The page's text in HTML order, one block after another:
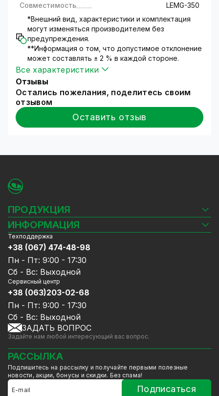
Совместимость
LEMG-350
*Внешний вид, характеристики и комплектация
могут изменяться производителем без
предупреждения.
**Информация о том, что допустимое отклонение
может составлять ± 2 % в каждой стороне.
Все характеристики
Отзывы
Остались пожелания, поделитесь своим
отзывом
Оставить отзыв
ПРОДУКЦИЯ
Камеры видеонаблюдения
Видеорегистраторы
Комплекты видеонаблюдения
СКУД
Источники питания
Сетевое оборудование
Ноутбуки и компьютеры
Аксессуары
Акции
Уцененный товар
GreenVision скидки
Мерч от GreenVision
Товары для дома
Товары снятые с производства
ИНФОРМАЦИЯ
Блог
Доставка и оплата
Гарантия и Сервисное обслуживание
Политика конфиденциальности
Договор публичной оферты
Сотрудничество
Услуги
Калькулятор расчёта объёма HDD
Техподдержка
+38 (067) 474-48-98
Пн - Пт: 9:00 - 17:30
Сб - Вс: Выходной
Сервисный центр
+38 (063)203-02-68
Пн - Пт: 9:00 - 17:30
Сб - Вс: Выходной
ЗАДАТЬ ВОПРОС
Задайте нам любой интересующий вас вопрос.
РАССЫЛКА
Подпишитесь на рассылку и получайте первыми полезные
новости, акции, бонусы и скидки. Без спама!
Подписаться